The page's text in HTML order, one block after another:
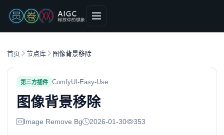
首页 节点库 图像背景移除
第三方插件 ComfyUI-Easy-Use
图像背景移除
Image Remove Bg 2026-01-30 353